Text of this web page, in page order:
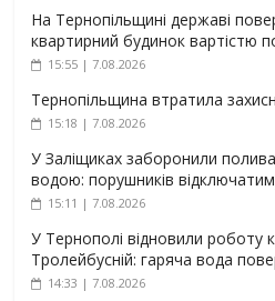
На Тернопільщині державі
квартирний будинок вартістю
15:55 | 7.08.2026
Тернопільщина втратила
15:18 | 7.08.2026
У Заліщиках заборонили
водою: порушників
15:11 | 7.08.2026
У Тернополі відновили роботу
Тролейбусній: гаряча вода
14:33 | 7.08.2026